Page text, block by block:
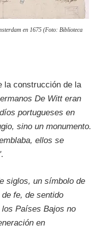
en 1675 (Foto: Biblioteca
la construcción de la
De Witt eran
portugueses en
sino un monumento.
ellos se
.
siglos, un símbolo de
fe, de sentido
Países Bajos no
en